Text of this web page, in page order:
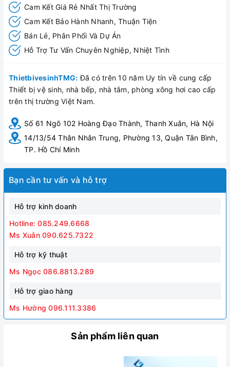
Cam Kết Giá Rẻ Nhất Thị Trường
Cam Kết Bảo Hành Nhanh, Thuận Tiện
Bán Lẻ, Phân Phối Và Dự Án
Hỗ Trợ Tư Vấn Chuyên Nghiệp, Nhiệt Tình
ThietbivesinhTMG: Đã có trên 10 năm Uy tín về cung cấp
Thiết bị vệ sinh, nhà bếp, nhà tắm, phòng xông hơi cao cấp
trên thị trường Việt Nam.
Số 61 Ngõ 102 Hoàng Đạo Thành, Thanh Xuân, Hà Nội
14/13/54 Thân Nhân Trung, Phường 13, Quận Tân Bình,
TP. Hồ Chí Minh
Bạn cần tư vấn và hỗ trợ
Hỗ trợ kinh doanh
Hotline: 085.249.6668
Ms Xuân 090.625.7322
Hỗ trợ kỹ thuật
Ms Ngọc 086.8813.289
Hỗ trợ giao hàng
Ms Hường 096.111.3386
Sản phẩm liên quan